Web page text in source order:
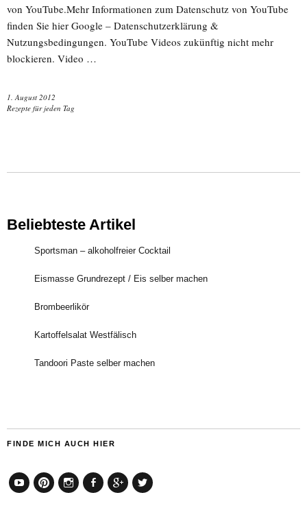
von YouTube.Mehr Informationen zum Datenschutz von YouTube
finden Sie hier Google – Datenschutzerklärung &
Nutzungsbedingungen. YouTube Videos zukünftig nicht mehr
blockieren. Video …
1. August 2012
Rezepte für jeden Tag
Beliebteste Artikel
Sportsman – alkoholfreier Cocktail
Eismasse Grundrezept / Eis selber machen
Brombeerlikör
Kartoffelsalat Westfälisch
Tandoori Paste selber machen
FINDE MICH AUCH HIER